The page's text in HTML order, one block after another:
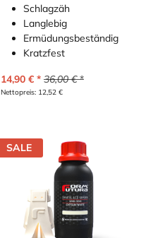
Schlagzäh
Langlebig
Ermüdungsbeständig
Kratzfest
14,90€ 36,00€
Nettopreis: 12,52€
SALE